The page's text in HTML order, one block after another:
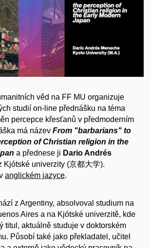
věd na FF MU organizuje
studií on-line přednášku na téma
percepce křesťanů v předmoderním
má název From "barbarians" to
of Christian religion in the
a přednese ji Dario Andrés
Kjótské univerzity (京都大学).
anglickém jazyce.
z Argentiny, absolvoval studium na
Aires a na Kjótské univerzitě, kde
titul, aktuálně studuje v doktorském
Působí také jako překladatel, učitel